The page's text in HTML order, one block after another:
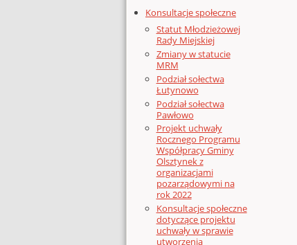
Konsultacje społeczne
Statut Młodzieżowej
Rady Miejskiej
Zmiany w statucie
MRM
Podział sołectwa
Łutynowo
Podział sołectwa
Pawłowo
Projekt uchwały
Rocznego Programu
Współpracy Gminy
Olsztynek z
organizacjami
pozarządowymi na
rok 2022
Konsultacje społeczne
dotyczące projektu
uchwały w sprawie
utworzenia